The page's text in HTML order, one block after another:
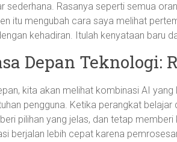
sederhana. Rasanya seperti semua
itu mengubah cara saya melihat
kehadiran. Itulah kenyataan baru
Depan Teknologi:
kita akan melihat kombinasi AI
pengguna. Ketika perangkat
pilihan yang jelas, dan tetap
berjalan lebih cepat karena